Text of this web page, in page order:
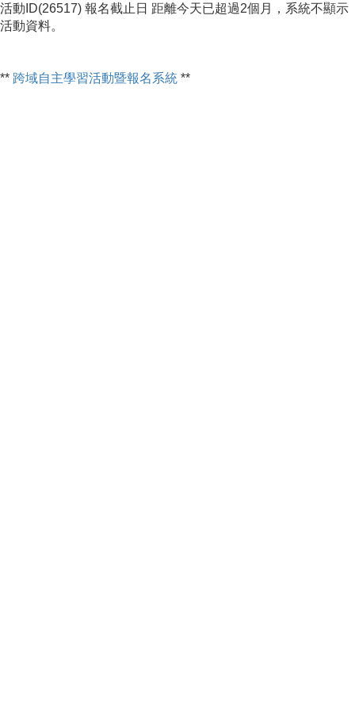
活動ID(26517) 報名截止日 距離今天已超過2個月，系統不顯示
活動資料。
** 跨域自主學習活動暨報名系統 **